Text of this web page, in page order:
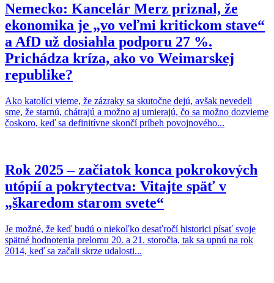
Nemecko: Kancelár Merz priznal, že
ekonomika je „vo veľmi kritickom stave“
a AfD už dosiahla podporu 27 %.
Prichádza kríza, ako vo Weimarskej
republike?
Ako katolíci vieme, že zázraky sa skutočne dejú, avšak nevedeli
sme, že starnú, chátrajú a možno aj umierajú, čo sa možno dozvieme
čoskoro, keď sa definitívne skončí príbeh povojnového...
Rok 2025 – začiatok konca pokrokových
utópií a pokrytectva: Vitajte späť v
„škaredom starom svete“
Je možné, že keď budú o niekoľko desaťročí historici písať svoje
spätné hodnotenia prelomu 20. a 21. storočia, tak sa upnú na rok
2014, keď sa začali skrze udalosti...